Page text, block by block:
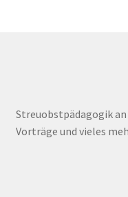
Streuobstpädagogik
Vorträge und vieles